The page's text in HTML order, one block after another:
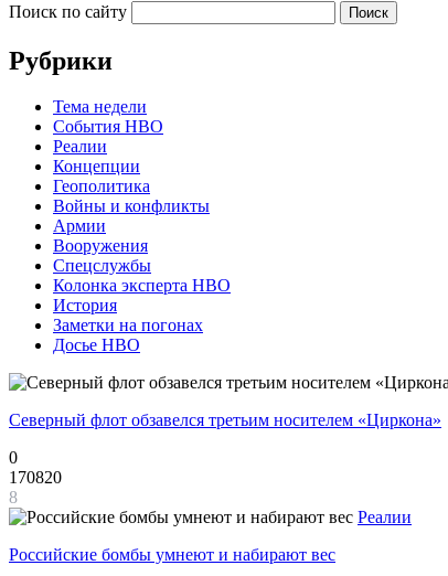
Поиск по сайту
Рубрики
Тема недели
События НВО
Реалии
Концепции
Геополитика
Войны и конфликты
Армии
Вооружения
Спецслужбы
Колонка эксперта НВО
История
Заметки на погонах
Досье НВО
Северный флот обзавелся третьим носителем «Циркона»
0
170820
8
Реалии
Российские бомбы умнеют и набирают вес